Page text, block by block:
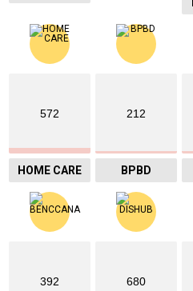
572
HOME CARE
212
BPBD
392 680